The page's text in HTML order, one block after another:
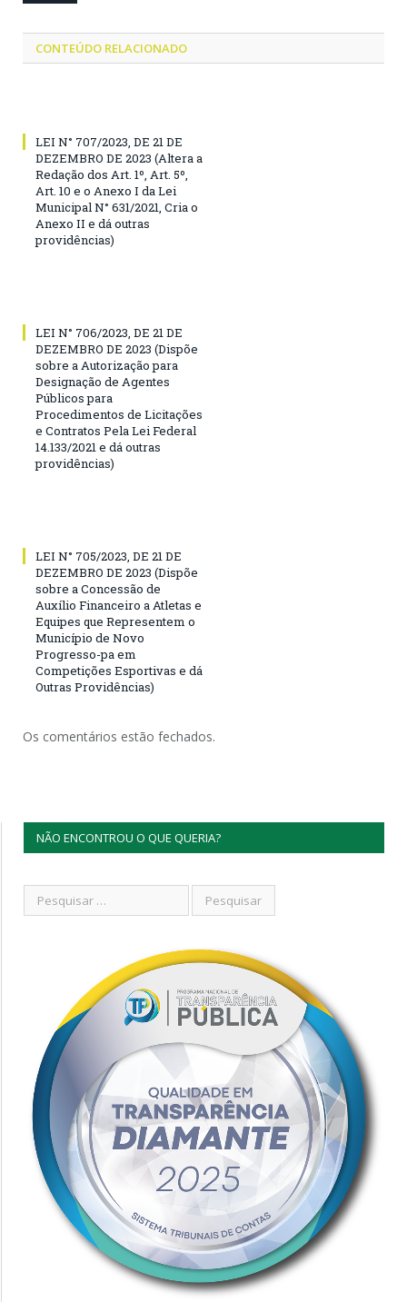
CONTEÚDO RELACIONADO
LEI N° 707/2023, DE 21 DE
DEZEMBRO DE 2023 (Altera a
Redação dos Art. 1º, Art. 5º,
Art. 10 e o Anexo I da Lei
Municipal N° 631/2021, Cria o
Anexo II e dá outras
providências)
LEI N° 706/2023, DE 21 DE
DEZEMBRO DE 2023 (Dispõe
sobre a Autorização para
Designação de Agentes
Públicos para
Procedimentos de Licitações
e Contratos Pela Lei Federal
14.133/2021 e dá outras
providências)
LEI N° 705/2023, DE 21 DE
DEZEMBRO DE 2023 (Dispõe
sobre a Concessão de
Auxílio Financeiro a Atletas e
Equipes que Representem o
Município de Novo
Progresso-pa em
Competições Esportivas e dá
Outras Providências)
Os comentários estão fechados.
NÃO ENCONTROU O QUE QUERIA?